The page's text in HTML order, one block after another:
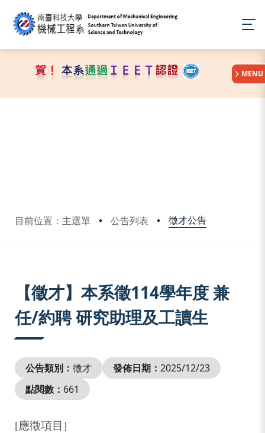
目前位置：主選單 公告列表 徵才公告
:::
MENU
【徵才】本系徵114學年度 兼
任/約聘 研究助理及工讀生
公告類別： 徵才 發佈日期： 2025/12/23
點閱數： 661
[應徵項目 ]